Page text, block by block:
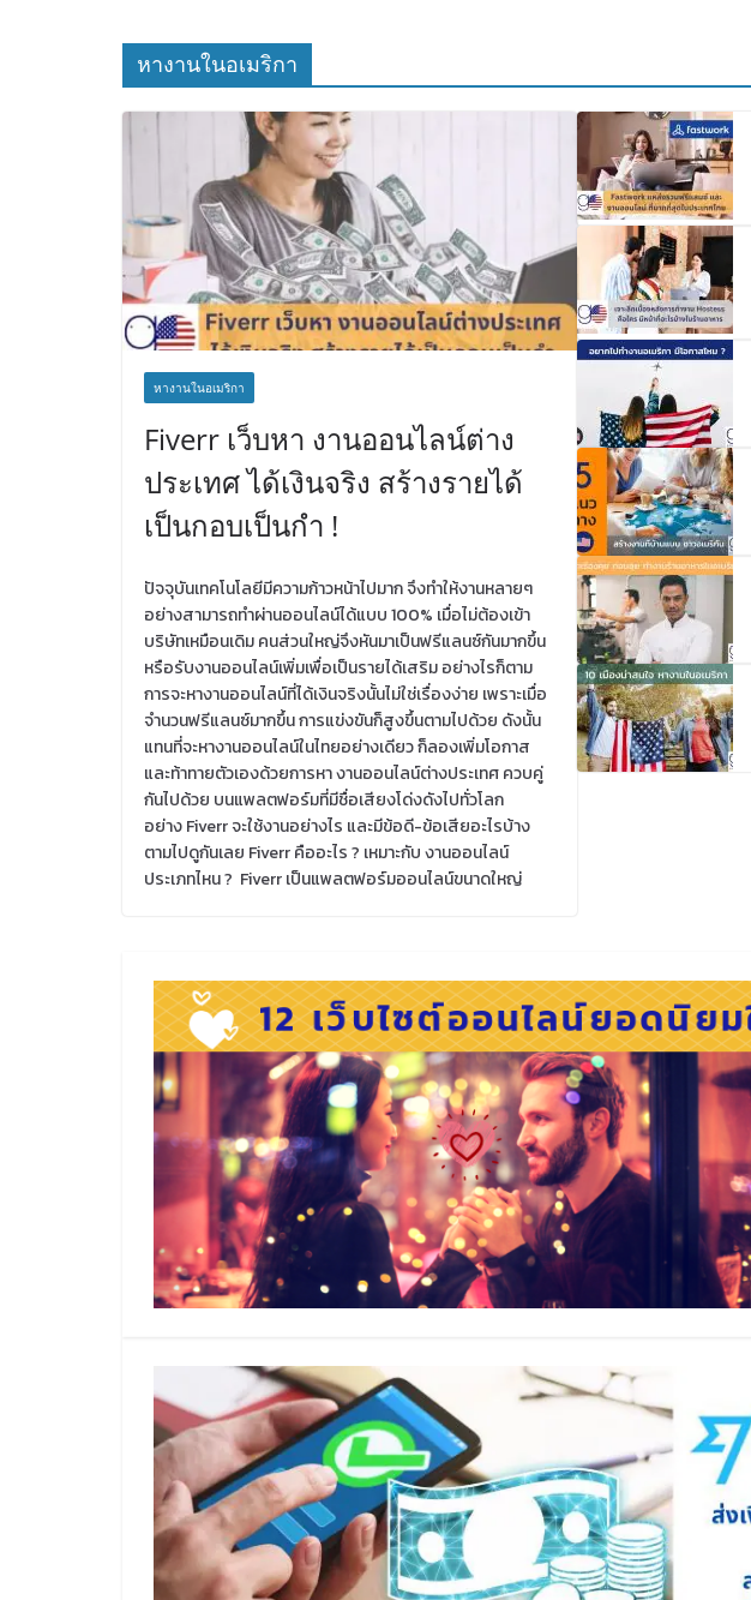
หางานในอเมริกา
หางานในอเมริกา
Fiverr เว็บหา งานออนไลน์ต่าง
ประเทศ ได้เงินจริง สร้างรายได้
เป็นกอบเป็นกำ !
ปัจจุบันเทคโนโลยีมีความก้าวหน้าไปมาก จึงทำให้งานหลายๆ
อย่างสามารถทำผ่านออนไลน์ได้แบบ 100% เมื่อไม่ต้องเข้า
บริษัทเหมือนเดิม คนส่วนใหญ่จึงหันมาเป็นฟรีแลนซ์กันมากขึ้น
หรือรับงานออนไลน์เพิ่มเพื่อเป็นรายได้เสริม อย่างไรก็ตาม
การจะหางานออนไลน์ที่ได้เงินจริงนั้นไม่ใช่เรื่องง่าย เพราะเมื่อ
จำนวนฟรีแลนซ์มากขึ้น การแข่งขันก็สูงขึ้นตามไปด้วย ดังนั้น
แทนที่จะหางานออนไลน์ในไทยอย่างเดียว ก็ลองเพิ่มโอกาส
และท้าทายตัวเองด้วยการหา งานออนไลน์ต่างประเทศ ควบคู่
กันไปด้วย บนแพลตฟอร์มที่มีชื่อเสียงโด่งดังไปทั่วโลก
อย่าง Fiverr จะใช้งานอย่างไร และมีข้อดี-ข้อเสียอะไรบ้าง
ตามไปดูกันเลย Fiverr คืออะไร ? เหมาะกับ งานออนไลน์
ประเภทไหน ? Fiverr เป็นแพลตฟอร์มออนไลน์ขนาดใหญ่